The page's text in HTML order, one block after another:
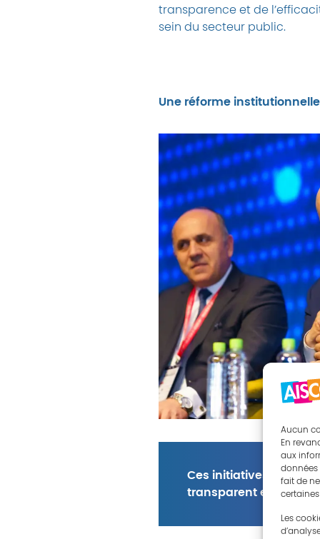
Aucun
En
aux
données
fait de
Les
transparence et de
sein du secteur public.
Une réforme
Ces initiatives ont
transparent et